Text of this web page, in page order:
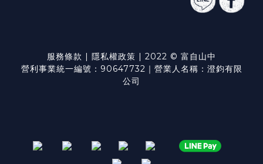
服務條款 | 隱私權政策 | 2022 © 富自山中
營利事業統一編號：90647732｜營業人名稱：澄鈞有限
公司